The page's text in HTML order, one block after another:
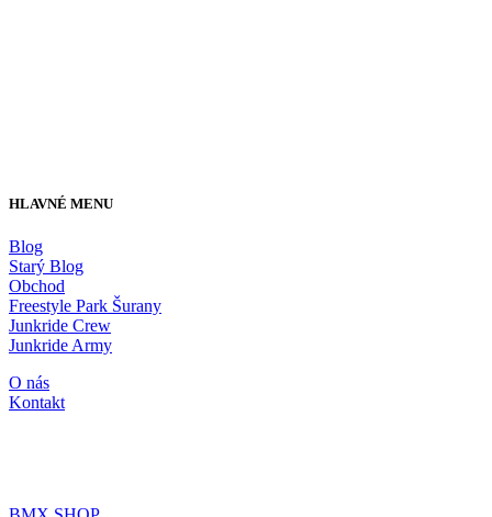
HLAVNÉ MENU
Blog
Starý Blog
Obchod
Freestyle Park Šurany
Junkride Crew
Junkride Army
O nás
Kontakt